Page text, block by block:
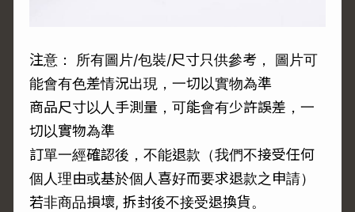
注意： 所有圖片/包裝/尺寸只供參考， 圖片可
能會有色差情況出現，一切以實物為準
商品尺寸以人手測量，可能會有少許誤差，一
切以實物為準
訂單一經確認後，不能退款（我們不接受任何
個人理由或基於個人喜好而要求退款之申請）
若非商品損壞, 拆封後不接受退換貨。